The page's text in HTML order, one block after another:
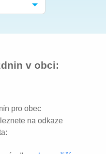
v obci:
pro obec
na odkaze